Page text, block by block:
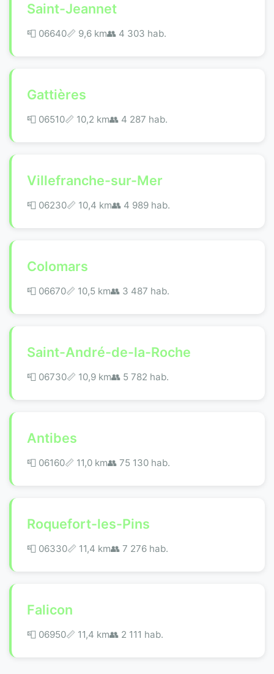
Saint-Jeannet
📮 06640📏 9,6 km👥 4 303 hab.
Gattières
📮 06510📏 10,2 km👥 4 287 hab.
Villefranche-sur-Mer
📮 06230📏 10,4 km👥 4 989 hab.
Colomars
📮 06670📏 10,5 km👥 3 487 hab.
Saint-André-de-la-Roche
📮 06730📏 10,9 km👥 5 782 hab.
Antibes
📮 06160📏 11,0 km👥 75 130 hab.
Roquefort-les-Pins
📮 06330📏 11,4 km👥 7 276 hab.
Falicon
📮 06950📏 11,4 km👥 2 111 hab.